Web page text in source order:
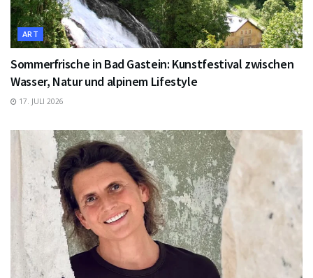
ART
Sommerfrische in Bad Gastein: Kunstfestival zwischen
Wasser, Natur und alpinem Lifestyle
17. JULI 2026